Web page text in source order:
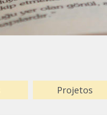
Projetos